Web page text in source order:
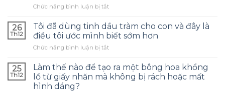
Chức năng bình luận bị tắtở
thế
nào
để
chọn
bảo
quản
26
Th12
Tôi đã dùng tinh dầu tràm cho con và đây là
điều tôi ước mình biết sớm hơn
Chức năng bình luận bị tắtở
dùng
tinh
25
Th12
Làm thế nào để tạo ra một bông hoa khổng
lồ từ giấy nhăn mà không bị rách hoặc mất
hình dáng?